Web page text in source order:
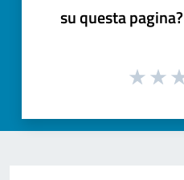
su questa pagina?